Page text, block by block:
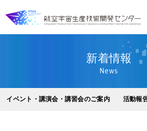
新着情報
News
イベント・講演会・講習会のご案内 活動報